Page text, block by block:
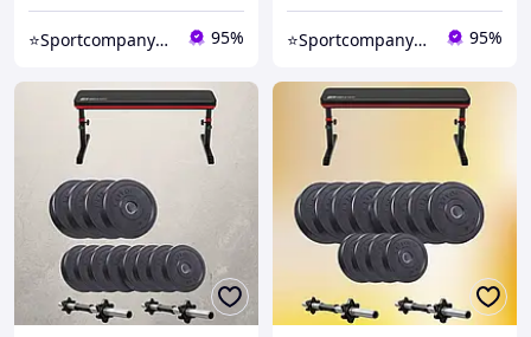
⭐️Sportcompany⭐️ Інтернет магазин спортивних товарів⭐️ 95% ⭐️Sportcompany⭐️ Інтернет магазин спортивних товарів⭐️ 95%